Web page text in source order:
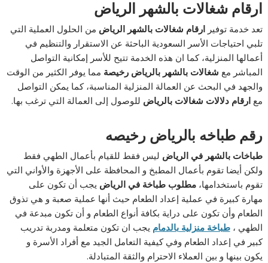
ارقام شغالات بالشهر الرياض
تعد خدمة توفيرارقام شغالات بالشهر الرياض من الحلول العملية التي
تلبي احتياجات الأسر السعودية الباحثة عن الاستقرار والتنظيم في
أعمالها المنزلية، كما ان هذه الخدمة تتيح للأسر إمكانية التواصل
المباشر مع شغالات بالشهر بالرياض رخيصة مما يوفر الكثير من الوقت
والجهد في البحث عن العمالة المنزلية المناسبة، كما يمكن التواصل
معارقام دلالات شغالات بالرياض للوصول إلى العمالة التي ترغب بها.
رقم طباخه بالرياض رخيصه
طباخات بالشهر في الرياض ليس فقط للقيام بأعمال الطهي فقط
ولكن أيضا تقوم بأعمال المطبخ و المحافظة على الأجهزة والأواني التي
تقوم باستخدامها،مطلوب طباخة في الرياض يجب أن تكون على
مهارة كبيرة في عملية إعداد الطعام حيث أنها عملية صعبة و هي تذوق
الطعام وأن تكون على دراية بكافة أنواع الطعام و أن تكون مبدعة في
الطهي ،طباخة منزلية بالدمام يجب ان تكون متعلمة ومدربة تدريب
كبير في إعداد الطعام وفي كيفية التعامل الجيد مع أفراد الأسرة و
يكون بينها و بين العملاء الاحترام والثقة المتبادلة.